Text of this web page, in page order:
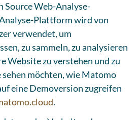
Source Web-Analyse-
Plattform wird von
verwendet, um
zu sammeln, zu analysieren
Website zu verstehen und zu
möchten, wie Matomo
eine Demoversion zugreifen
.